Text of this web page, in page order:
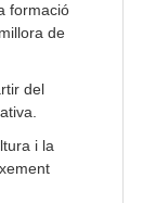
formació
de
del
i la